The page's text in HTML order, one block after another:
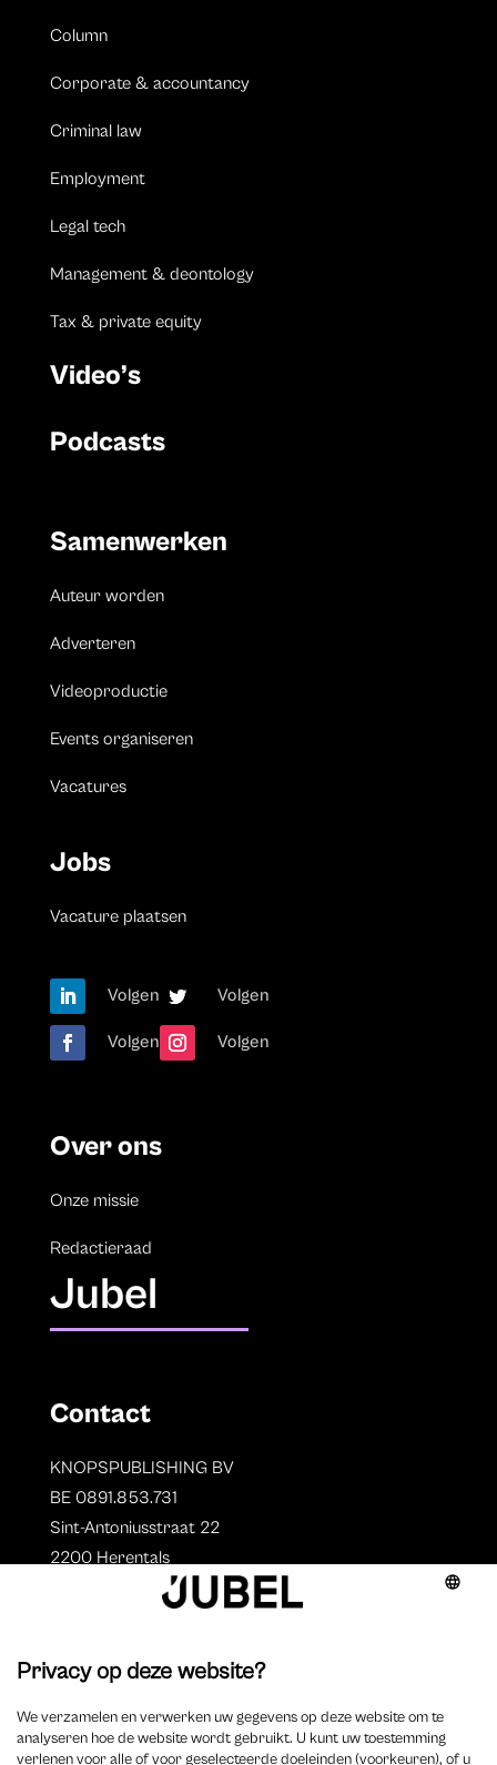
Column
Corporate & accountancy
Criminal law
Employment
Legal tech
Management & deontology
Tax & private equity
Video’s
Podcasts
Samenwerken
Auteur worden
Adverteren
Videoproductie
Events organiseren
Vacatures
Jobs
Vacature plaatsen
Volgen Volgen
Volgen Volgen
Over ons
Onze missie
Redactieraad
Jubel
Contact
KNOPSPUBLISHING BV
BE 0891.853.731
Sint-Antoniusstraat 22
2200 Herentals
Auteurs
Overzicht auteurs